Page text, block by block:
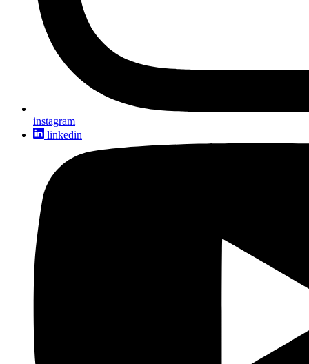
instagram
linkedin